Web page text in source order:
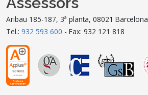
Aribau 185-187, 3ª planta, 08021 Barcelona
Tel.: 932 593 600 - Fax: 932 121 818